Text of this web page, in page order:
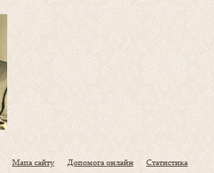
Мапа сайту Допомога онлайн Статистика